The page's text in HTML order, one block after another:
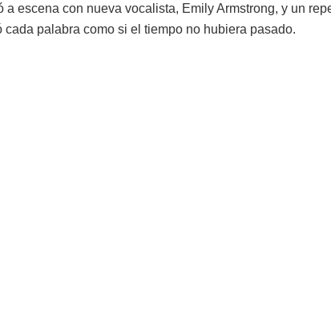
a escena con nueva vocalista, Emily Armstrong, y un
cada palabra como si el tiempo no hubiera pasado.